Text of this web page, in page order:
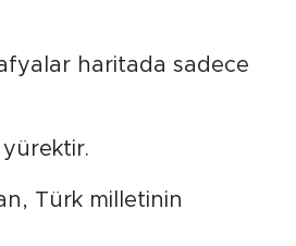
haritada sadece
yürektir.
Türk milletinin